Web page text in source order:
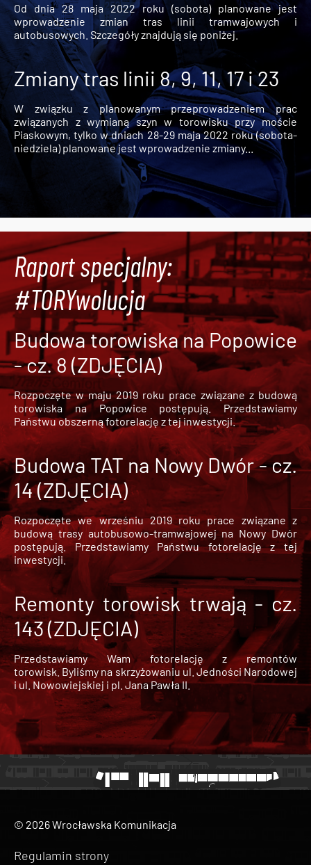
Od dnia 28 maja 2022 roku (sobota) planowane jest
wprowadzenie zmian tras linii tramwajowych i
autobusowych. Szczegóły znajdują się poniżej.
Zmiany tras linii 8, 9, 11, 17 i 23
W związku z planowanym przeprowadzeniem prac
związanych z wymianą szyn w torowisku przy moście
Piaskowym, tylko w dniach 28-29 maja 2022 roku (sobota-
niedziela) planowane jest wprowadzenie zmiany...
Raport specjalny:
#TORYwolucja
Budowa torowiska na Popowice
- cz. 8 (ZDJĘCIA)
Rozpoczęte w maju 2019 roku prace związane z budową
torowiska na Popowice
postępują. Przedstawiamy
Państwu obszerną fotorelację z tej inwestycji.
Budowa TAT na Nowy Dwór - cz.
14 (ZDJĘCIA)
Rozpoczęte we wrześniu 2019 roku prace związane z
budową trasy autobusowo-tramwajowej na Nowy Dwór
postępują. Przedstawiamy Państwu fotorelację z tej
inwestycji.
Remonty torowisk trwają - cz.
143 (ZDJĘCIA)
Przedstawiamy Wam fotorelację z remontów
torowisk. Byliśmy na skrzyżowaniu ul. Jedności Narodowej
i ul. Nowowiejskiej i pl. Jana Pawła II.
© 2026 Wrocławska Komunikacja
Regulamin strony